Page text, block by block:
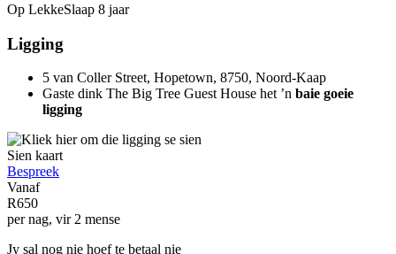
Op LekkeSlaap 8 jaar
Ligging
5 van Coller Street, Hopetown, 8750, Noord-Kaap
Gaste dink The Big Tree Guest House het ’n baie goeie
ligging
Sien kaart
Bespreek
Vanaf
R650
per nag, vir 2 mense
Jy sal nog nie hoef te betaal nie